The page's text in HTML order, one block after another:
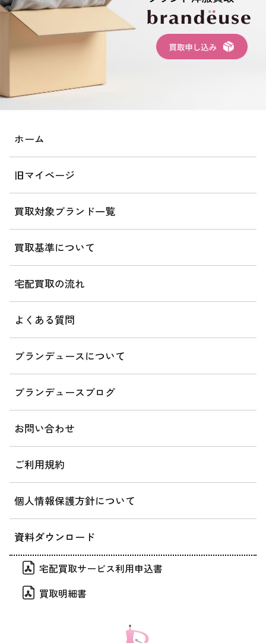
ホーム
旧マイページ
買取対象ブランド一覧
買取基準について
宅配買取の流れ
よくある質問
ブランデュースについて
ブランデュースブログ
お問い合わせ
ご利用規約
個人情報保護方針について
資料ダウンロード
宅配買取サービス利用申込書
買取明細書